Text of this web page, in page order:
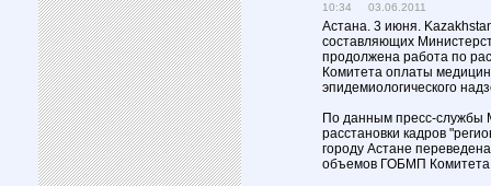
10:34 03.06.2011
Астана. 3 июня.
составляющих
продолжена работа по
Комитета оплаты
эпидемиологического
По данным пресс-службы
расстановки кадров
городу Астане
объемов ГОБМП Комитета